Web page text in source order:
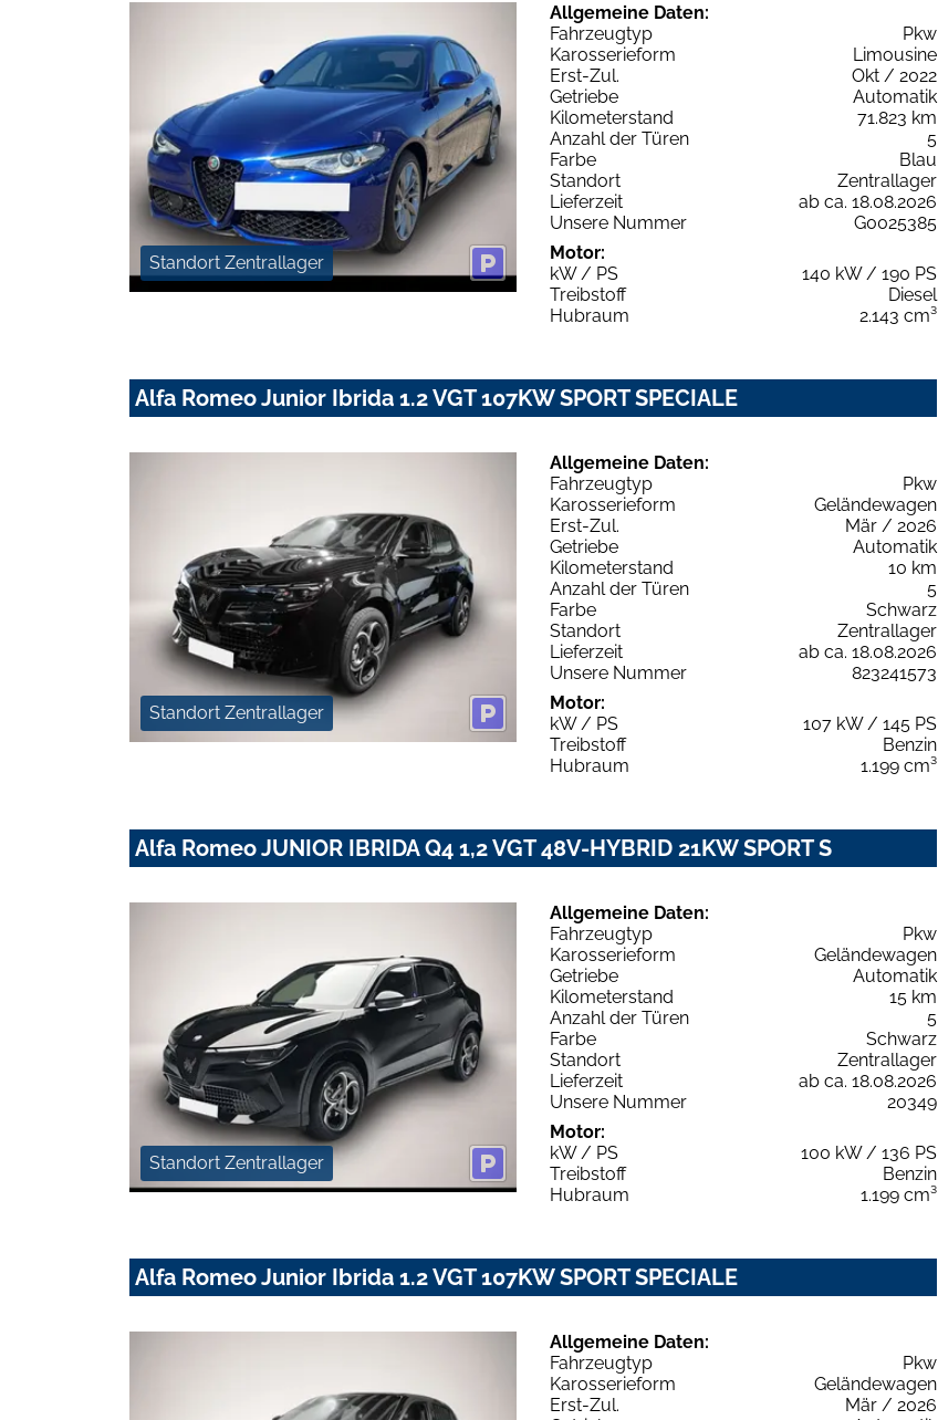
Standort Zentrallager
Allgemeine Daten:
Fahrzeugtyp
Pkw
Karosserieform
Limousine
Erst-Zul.
Okt / 2022
Getriebe
Automatik
Kilometerstand
71.823 km
Anzahl der Türen
5
Farbe
Blau
Standort
Zentrallager
Lieferzeit
ab ca. 18.08.2026
Unsere Nummer
G0025385
Motor:
kW / PS
140 kW / 190 PS
Treibstoff
Diesel
Hubraum
2.143 cm³
Alfa Romeo Junior Ibrida 1.2 VGT 107KW SPORT SPECIALE
Standort Zentrallager
Allgemeine Daten:
Fahrzeugtyp
Pkw
Karosserieform
Geländewagen
Erst-Zul.
Mär / 2026
Getriebe
Automatik
Kilometerstand
10 km
Anzahl der Türen
5
Farbe
Schwarz
Standort
Zentrallager
Lieferzeit
ab ca. 18.08.2026
Unsere Nummer
823241573
Motor:
kW / PS
107 kW / 145 PS
Treibstoff
Benzin
Hubraum
1.199 cm³
Alfa Romeo JUNIOR IBRIDA Q4 1,2 VGT 48V-HYBRID 21KW SPORT S
Standort Zentrallager
Allgemeine Daten:
Fahrzeugtyp
Pkw
Karosserieform
Geländewagen
Getriebe
Automatik
Kilometerstand
15 km
Anzahl der Türen
5
Farbe
Schwarz
Standort
Zentrallager
Lieferzeit
ab ca. 18.08.2026
Unsere Nummer
20349
Motor:
kW / PS
100 kW / 136 PS
Treibstoff
Benzin
Hubraum
1.199 cm³
Alfa Romeo Junior Ibrida 1.2 VGT 107KW SPORT SPECIALE
Allgemeine Daten:
Fahrzeugtyp
Pkw
Karosserieform
Geländewagen
Erst-Zul.
Mär / 2026